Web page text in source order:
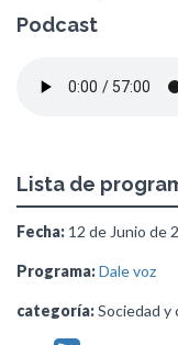
Podcast
Lista de
Fecha: 12 de Junio de
Programa:Dale voz
categoría:Sociedad y